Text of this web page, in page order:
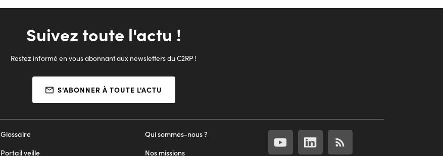
Suivez toute l'actu !
Restez informé en vous abonnant aux newsletters du C2RP !
S'ABONNER À TOUTE L'ACTU
Qui sommes-nous ?
Nos missions
Glossaire
Portail veille